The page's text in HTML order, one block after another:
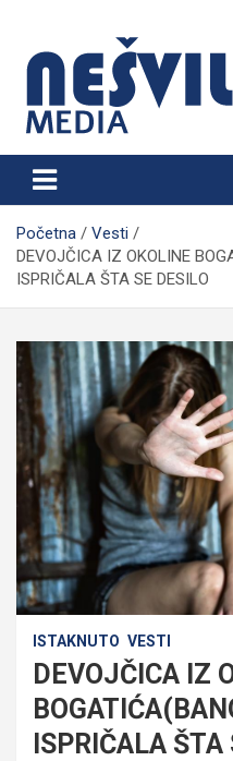
content
Nešvil Media
Početna
Vesti
DEVOJČICA IZ OKOLINE
ISPRIČALA ŠTA SE DESILO
ISTAKNUTO VESTI
DEVOJČICA IZ
ISPRIČALA ŠTA